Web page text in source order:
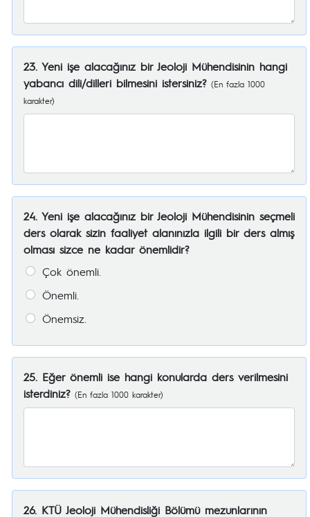
23. Yeni işe alacağınız bir Jeoloji Mühendisinin hangi
yabancı dili/dilleri bilmesini istersiniz? (En fazla 1000
karakter)
24. Yeni işe alacağınız bir Jeoloji Mühendisinin seçmeli
ders olarak sizin faaliyet alanınızla ilgili bir ders almış
olması sizce ne kadar önemlidir?
Çok önemli.
Önemli.
Önemsiz.
25. Eğer önemli ise hangi konularda ders verilmesini
isterdiniz? (En fazla 1000 karakter)
26. KTÜ Jeoloji Mühendisliği Bölümü mezunlarının